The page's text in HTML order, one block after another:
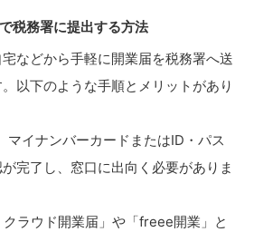
税務署に提出する方法
などから手軽に開業届を税務署へ送
以下のような手順とメリットがあり
マイナンバーカードまたはID・パス
完了し、窓口に出向く必要がありま
ラウド開業届」や「freee開業」と